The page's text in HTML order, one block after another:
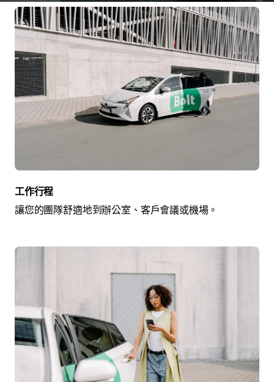
工作行程
讓您的團隊舒適地到辦公室、客戶會議或機場。